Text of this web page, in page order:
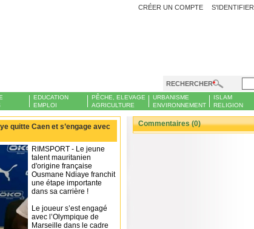
CRÉER UN COMPTE S'IDENTIFIER
RECHERCHER
EDUCATION
EMPLOI
PÊCHE, ELEVAGE
AGRICULTURE
URBANISME
ENVIRONNEMENT
ISLAM
RELIGION
quitte Caen et s’engage avec
RIMSPORT - Le jeune
talent mauritanien
d'origine française
Ousmane Ndiaye franchit
une étape importante
dans sa carrière !
Le joueur s’est engagé
avec l’Olympique de
Marseille dans le cadre
Commentaires (0)